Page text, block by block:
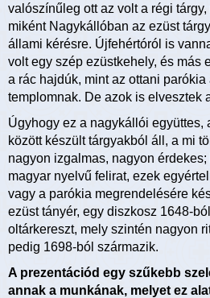
valószínűleg ott az volt a régi
miként Nagykállóban az ezüst
állami kérésre. Újfehértóról is
volt egy szép ezüstkehely, és más
a rác hajdúk, mint az ottani
templomnak. De azok is elvesztek
Úgyhogy ez a nagykállói együttes,
között készült tárgyakból áll, a mi
nagyon izgalmas, nagyon
magyar nyelvű felirat, ezek
vagy a parókia megrendelésére
ezüst tányér, egy diszkosz 1648-
oltárkereszt, mely szintén nagyon
pedig 1698-ból származik.
A prezentációd egy szűkebb
annak a munkának, melyet ez